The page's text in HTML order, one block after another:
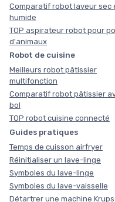
Comparatif robot laveur sec
humide
TOP aspirateur robot pour
d'animaux
Robot de cuisine
Meilleurs robot pâtissier
multifonction
Comparatif robot pâtissier
bol
TOP robot cuisine connecté
Guides pratiques
Temps de cuisson airfryer
Réinitialiser un lave-linge
Symboles du lave-linge
Symboles du lave-vaisselle
Détartrer une machine Krups